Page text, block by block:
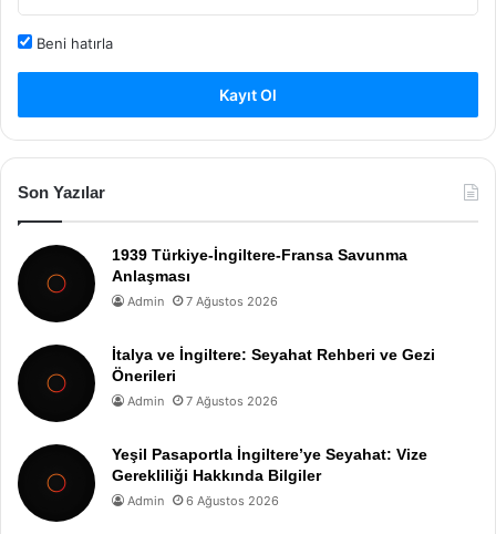
Beni hatırla
Kayıt Ol
Son Yazılar
1939 Türkiye-İngiltere-Fransa Savunma
Anlaşması
Admin 7 Ağustos 2026
İtalya ve İngiltere: Seyahat Rehberi ve Gezi
Önerileri
Admin 7 Ağustos 2026
Yeşil Pasaportla İngiltere’ye Seyahat: Vize
Gerekliliği Hakkında Bilgiler
Admin 6 Ağustos 2026